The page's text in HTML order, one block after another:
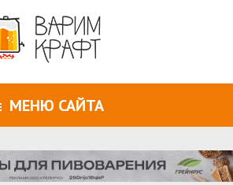
МЕНЮ САЙТА